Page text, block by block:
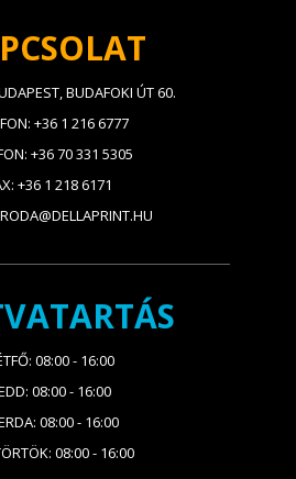
BUDAFOKI ÚT 60.
+36 1 216 6777
+36 70 331 5305
+36 1 218 6171
08:00 - 16:00
08:00 - 16:00
08:00 - 16:00
08:00 - 16:00